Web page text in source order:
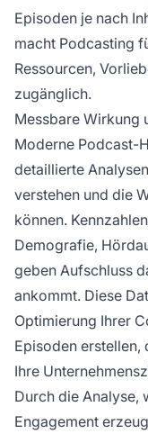
Episoden je nach
macht Podcasting
Ressourcen,
zugänglich.
Messbare Wirkung
Moderne Podcast-
detaillierte
verstehen und die
können.
Demografie,
geben Aufschluss
ankommt. Diese
Optimierung Ihrer
Episoden erstellen,
Ihre
Durch die Analyse,
Engagement